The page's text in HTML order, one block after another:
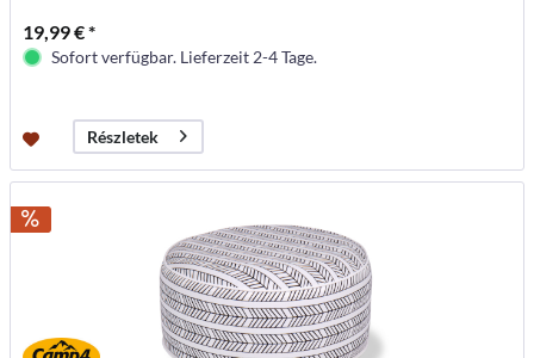
19,99 € *
Sofort verfügbar. Lieferzeit 2-4 Tage.
Részletek